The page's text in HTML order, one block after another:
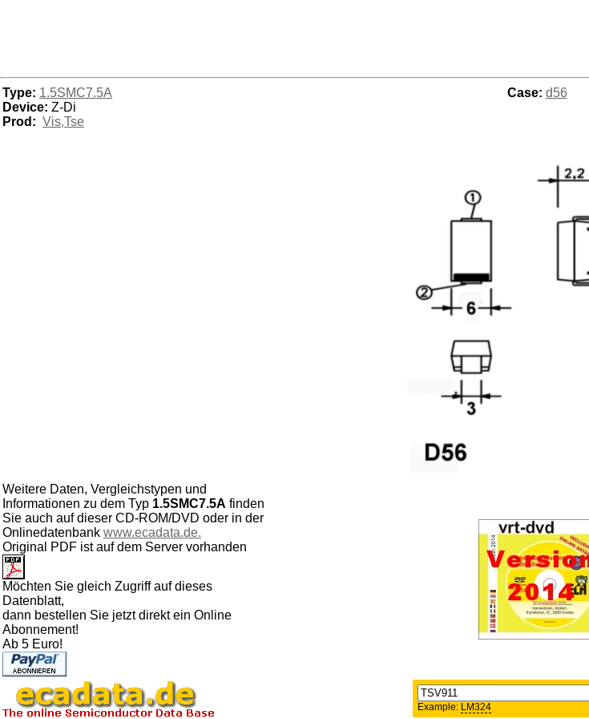
Type: 1.5SMC7.5A
Device: Z-Di
Prod: Vis,Tse
Case: d56
Weitere Daten, Vergleichstypen und
Informationen zu dem Typ 1.5SMC7.5A finden
Sie auch auf dieser CD-ROM/DVD oder in der
Onlinedatenbank www.ecadata.de.
Original PDF ist auf dem Server vorhanden
Möchten Sie gleich Zugriff auf dieses
Datenblatt,
dann bestellen Sie jetzt direkt ein Online
Abonnement!
Ab 5 Euro!
Example: LM324